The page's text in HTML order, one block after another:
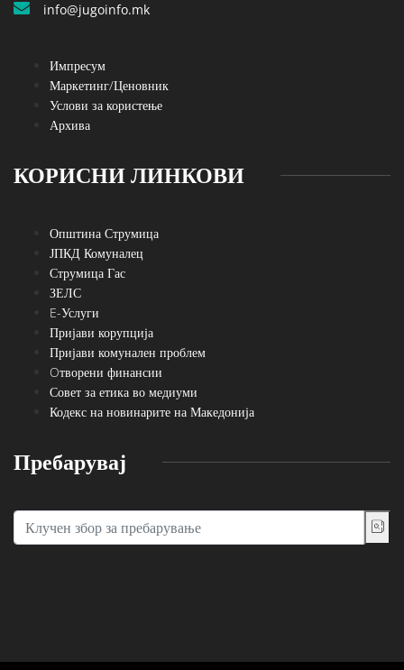
info@jugoinfo.mk
Импресум
Маркетинг/Ценовник
Услови за користење
Архива
КОРИСНИ ЛИНКОВИ
Општина Струмица
ЈПКД Комуналец
Струмица Гас
ЗЕЛС
E-Услуги
Пријави корупција
Пријави комунален проблем
Oтворени финансии
Совет за етика во медиуми
Кодекс на новинарите на Македонија
Пребарувај